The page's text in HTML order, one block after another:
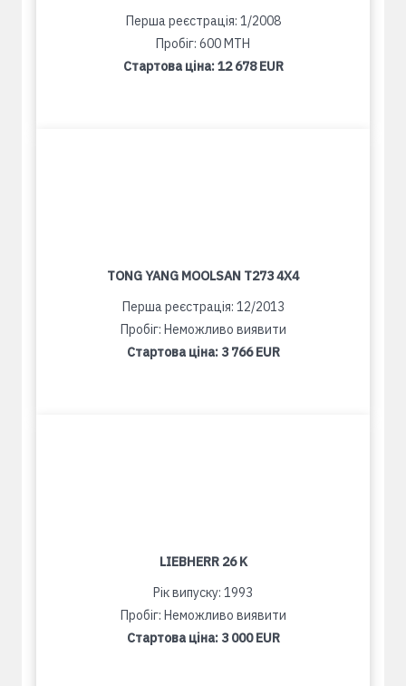
Перша реєстрація: 1/2008
Пробіг: 600 MTH
Стартова ціна:12 678 EUR
TONG YANG MOOLSAN T273 4X4
Перша реєстрація: 12/2013
Пробіг: Неможливо виявити
Стартова ціна: 3 766 EUR
LIEBHERR 26 K
Рік випуску: 1993
Пробіг: Неможливо виявити
Стартова ціна: 3 000 EUR